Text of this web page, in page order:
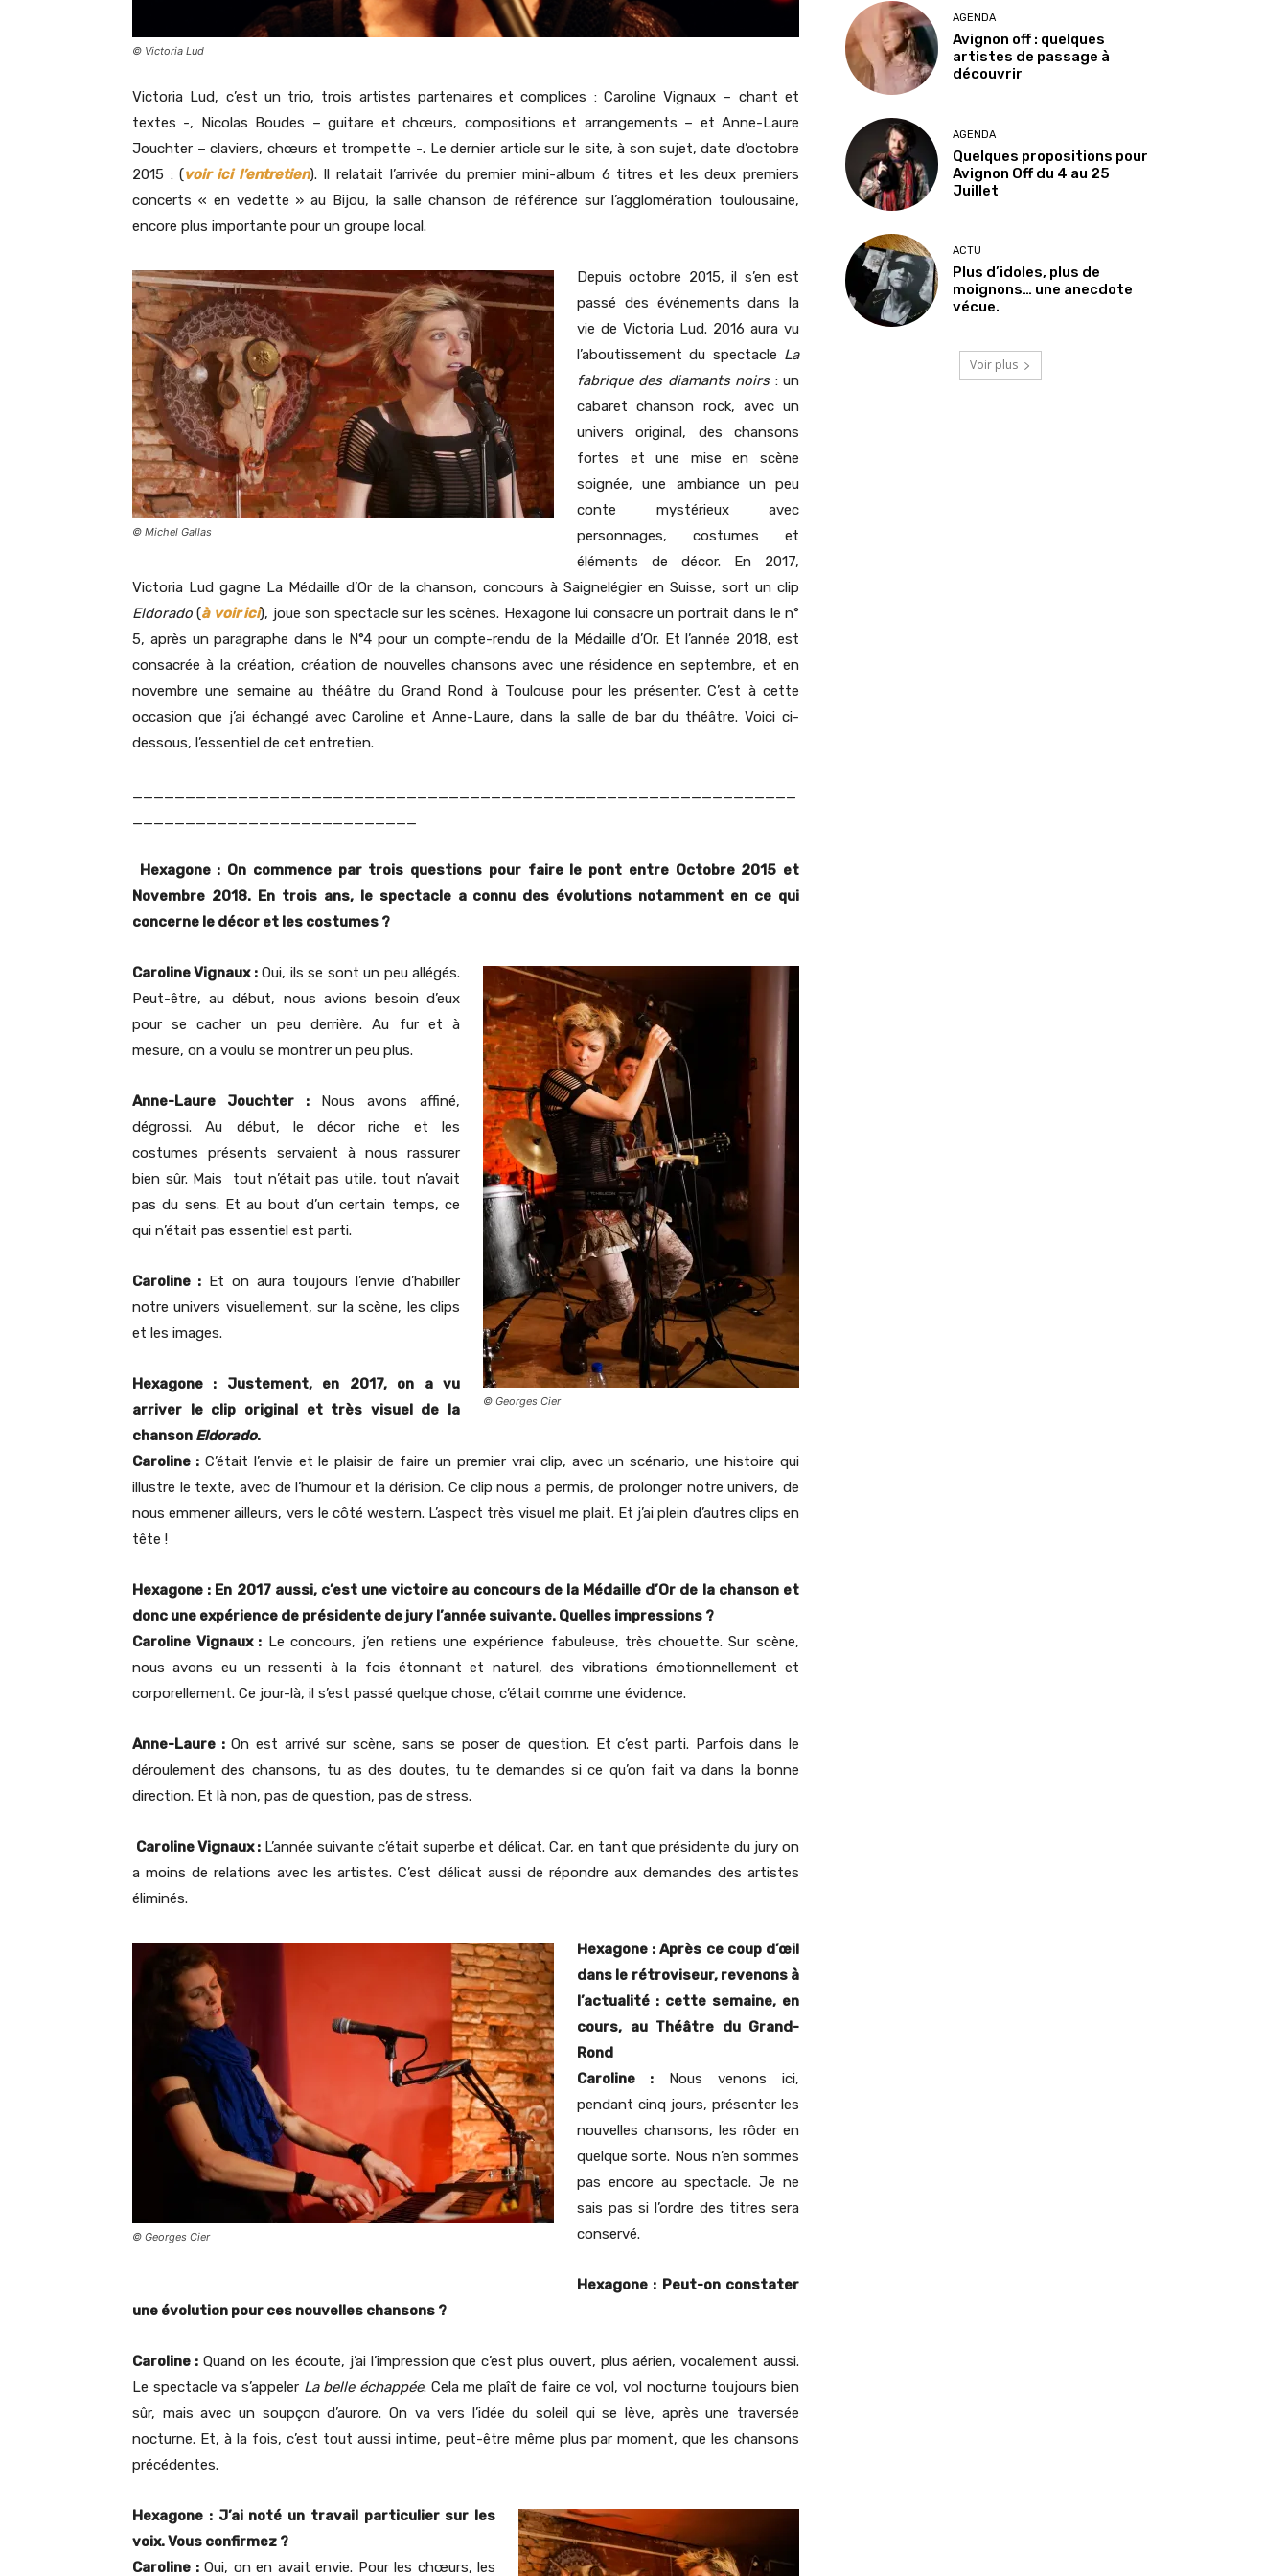
© Victoria Lud
Victoria Lud, c’est un trio, trois artistes partenaires et complices : Caroline Vignaux – chant et
textes -, Nicolas Boudes – guitare et chœurs, compositions et arrangements – et Anne-Laure
Jouchter – claviers, chœurs et trompette -. Le dernier article sur le site, à son sujet, date d’octobre
2015 : (voir ici l’entretien). Il relatait l’arrivée du premier mini-album 6 titres et les deux premiers
concerts « en vedette » au Bijou, la salle chanson de référence sur l’agglomération toulousaine,
encore plus importante pour un groupe local.
© Michel Gallas
Depuis octobre 2015, il s’en est
passé des événements dans la
vie de Victoria Lud. 2016 aura vu
l’aboutissement du spectacle La
fabrique des diamants noirs: un
cabaret chanson rock, avec un
univers original, des chansons
fortes et une mise en scène
soignée, une ambiance un peu
conte mystérieux avec
personnages, costumes et
éléments de décor. En 2017,
Victoria Lud gagne La Médaille d’Or de la chanson, concours à Saignelégier en Suisse, sort un clip
Eldorado(à voir ici), joue son spectacle sur les scènes. Hexagone lui consacre un portrait dans le n°
5, après un paragraphe dans le N°4 pour un compte-rendu de la Médaille d’Or. Et l’année 2018, est
consacrée à la création, création de nouvelles chansons avec une résidence en septembre, et en
novembre une semaine au théâtre du Grand Rond à Toulouse pour les présenter. C’est à cette
occasion que j’ai échangé avec Caroline et Anne-Laure, dans la salle de bar du théâtre. Voici ci-
dessous, l’essentiel de cet entretien.
Hexagone : On commence par trois questions pour faire le pont entre Octobre 2015 et
Novembre 2018. En trois ans, le spectacle a connu des évolutions notamment en ce qui
concerne le décor et les costumes ?
© Georges Cier
Caroline Vignaux:Oui, ils se sont un peu allégés.
Peut-être, au début, nous avions besoin d’eux
pour se cacher un peu derrière. Au fur et à
mesure, on a voulu se montrer un peu plus.
Anne-Laure Jouchter :Nous avons affiné,
dégrossi. Au début, le décor riche et les
costumes présents servaient à nous rassurer
bien sûr. Mais tout n’était pas utile, tout n’avait
pas du sens. Et au bout d’un certain temps, ce
qui n’était pas essentiel est parti.
Caroline : Et on aura toujours l’envie d’habiller
notre univers visuellement, sur la scène, les clips
et les images.
Hexagone : Justement, en 2017, on a vu
arriver le clip original et très visuel de la
chanson Eldorado.
Caroline :C’était l’envie et le plaisir de faire un premier vrai clip, avec un scénario, une histoire qui
illustre le texte, avec de l’humour et la dérision. Ce clip nous a permis, de prolonger notre univers, de
nous emmener ailleurs, vers le côté western. L’aspect très visuel me plait. Et j’ai plein d’autres clips en
tête !
Hexagone : En 2017 aussi, c’est une victoire au concours de la Médaille d’Or de la chanson et
donc une expérience de présidente de jury l’année suivante. Quelles impressions ?
Caroline Vignaux : Le concours, j’en retiens une expérience fabuleuse, très chouette. Sur scène,
nous avons eu un ressenti à la fois étonnant et naturel, des vibrations émotionnellement et
corporellement. Ce jour-là, il s’est passé quelque chose, c’était comme une évidence.
Anne-Laure :On est arrivé sur scène, sans se poser de question. Et c’est parti. Parfois dans le
déroulement des chansons, tu as des doutes, tu te demandes si ce qu’on fait va dans la bonne
direction. Et là non, pas de question, pas de stress.
Caroline Vignaux : L’année suivante c’était superbe et délicat. Car, en tant que présidente du jury on
a moins de relations avec les artistes. C’est délicat aussi de répondre aux demandes des artistes
éliminés.
© Georges Cier
Hexagone : Après ce coup d’œil
dans le rétroviseur, revenons à
l’actualité : cette semaine, en
cours, au Théâtre du Grand-
Rond
Caroline : Nous venons ici,
pendant cinq jours, présenter les
nouvelles chansons, les rôder en
quelque sorte. Nous n’en sommes
pas encore au spectacle. Je ne
sais pas si l’ordre des titres sera
conservé.
Hexagone : Peut-on constater
une évolution pour ces nouvelles chansons ?
Caroline :Quand on les écoute, j’ai l’impression que c’est plus ouvert, plus aérien, vocalement aussi.
Le spectacle va s’appeler La belle échappée. Cela me plaît de faire ce vol, vol nocturne toujours bien
sûr, mais avec un soupçon d’aurore. On va vers l’idée du soleil qui se lève, après une traversée
nocturne. Et, à la fois, c’est tout aussi intime, peut-être même plus par moment, que les chansons
précédentes.
Hexagone : J’ai noté un travail particulier sur les
voix. Vous confirmez ?
Caroline :Oui, on en avait envie. Pour les chœurs, les
AGENDA
Avignon off : quelques
artistes de passage à
découvrir
AGENDA
Quelques propositions pour
Avignon Off du 4 au 25
Juillet
ACTU
Plus d’idoles, plus de
moignons… une anecdote
vécue.
Voir plus